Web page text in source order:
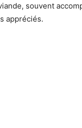
souvent
appréciés.